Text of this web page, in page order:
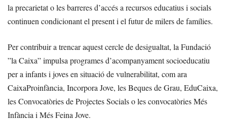
la precarietat o les barreres d’accés a recursos educatius i socials
continuen condicionant el present i el futur de milers de famílies.
Per contribuir a trencar aquest cercle de desigualtat, la Fundació
”la Caixa” impulsa programes d’acompanyament socioeducatiu
per a infants i joves en situació de vulnerabilitat, com ara
CaixaProinfància, Incorpora Jove, les Beques de Grau, EduCaixa,
les Convocatòries de Projectes Socials o les convocatòries Més
Infància i Més Feina Jove.